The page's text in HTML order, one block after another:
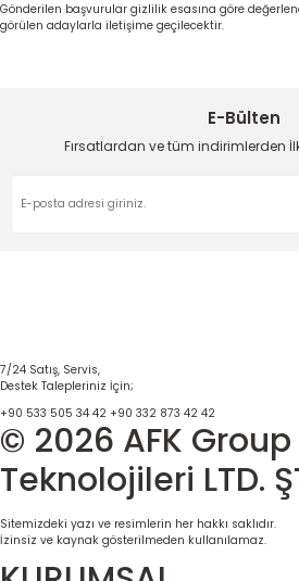
Gönderilen başvurular gizlilik esasına göre
görülen adaylarla iletişime geçilecektir.
E-Bülten
Fırsatlardan ve tüm indirimlerden
7/24 Satış, Servis,
Destek Talepleriniz İçin;
+90 533 505 34 42 +90 332 873 42 42
© 2026 AFK
Teknolojileri LTD.
Sitemizdeki yazı ve resimlerin her hakkı saklıdır.
İzinsiz ve kaynak gösterilmeden kullanılamaz.